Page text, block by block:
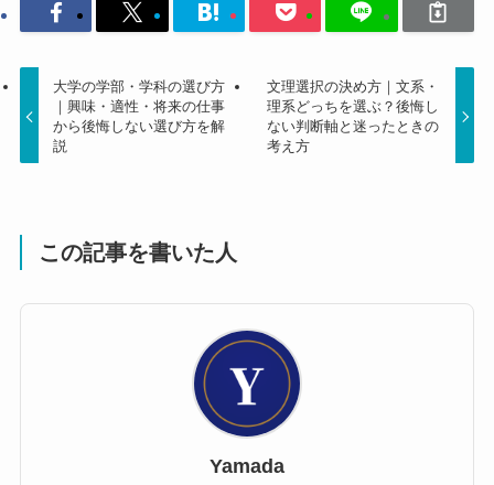
大学の学部・学科の選び方
｜興味・適性・将来の仕事
から後悔しない選び方を解
説
文理選択の決め方｜文系・
理系どっちを選ぶ？後悔し
ない判断軸と迷ったときの
考え方
この記事を書いた人
Yamada